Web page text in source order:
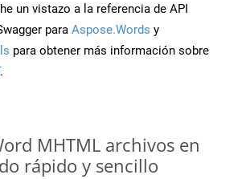
un vistazo a la referencia de API
para Aspose.Words y
para obtener más información sobre
.
MHTML archivos en
rápido y sencillo